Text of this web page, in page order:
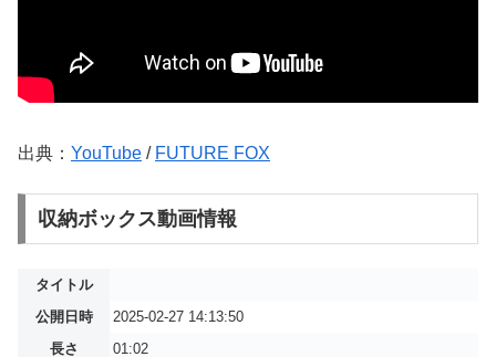
出典： YouTube / FUTURE FOX
収納ボックス動画情報
タイトル
公開日時
2025-02-27 14:13:50
長さ
01:02